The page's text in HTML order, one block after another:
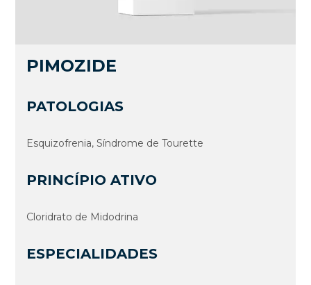
PIMOZIDE
PATOLOGIAS
Esquizofrenia, Síndrome de Tourette
PRINCÍPIO ATIVO
Cloridrato de Midodrina
ESPECIALIDADES